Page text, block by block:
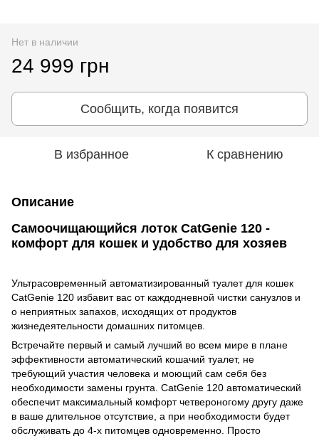
Нет в наличии
24 999 грн
Сообщить, когда появится
В избранное К сравнению
Описание
Самоочищающийся лоток CatGenie 120 -
комфорт для кошек и удобство для хозяев
Ультрасовременный автоматизированный туалет для кошек
CatGenie 120 избавит вас от каждодневной чистки санузлов и
о неприятных запахов, исходящих от продуктов
жизнедеятельности домашних питомцев.
Встречайте первый и самый лучший во всем мире в плане
эффективности автоматический кошачий туалет, не
требующий участия человека и моющий сам себя без
необходимости замены грунта. CatGenie 120 автоматический
обеспечит максимальный комфорт четвероногому другу даже
в ваше длительное отсутствие, а при необходимости будет
обслуживать до 4-х питомцев одновременно. Просто